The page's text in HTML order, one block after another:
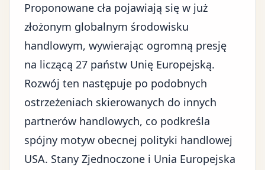
Proponowane cła pojawiają się w już
złożonym globalnym środowisku
handlowym, wywierając ogromną presję
na liczącą 27 państw Unię Europejską.
Rozwój ten następuje po podobnych
ostrzeżeniach skierowanych do innych
partnerów handlowych, co podkreśla
spójny motyw obecnej polityki handlowej
USA. Stany Zjednoczone i Unia Europejska